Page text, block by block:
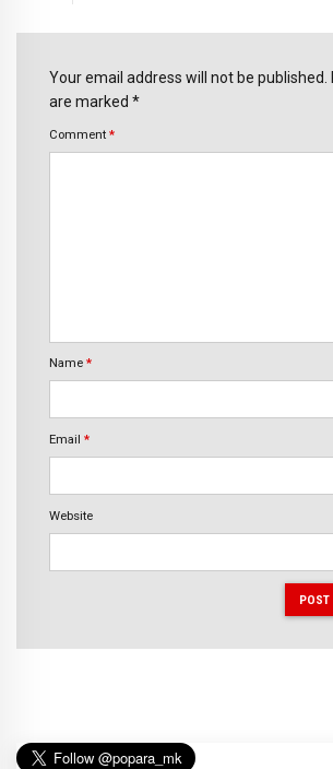
Your email address will not be published.
are marked *
Comment *
Name *
Email *
Website
POST